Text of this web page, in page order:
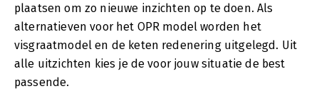
plaatsen om zo nieuwe inzichten op te doen. Als
alternatieven voor het OPR model worden het
visgraatmodel en de keten redenering uitgelegd. Uit
alle uitzichten kies je de voor jouw situatie de best
passende.